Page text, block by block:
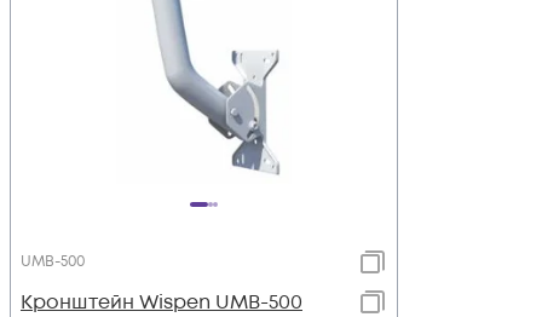
UMB-500
Кронштейн Wispen UMB-500